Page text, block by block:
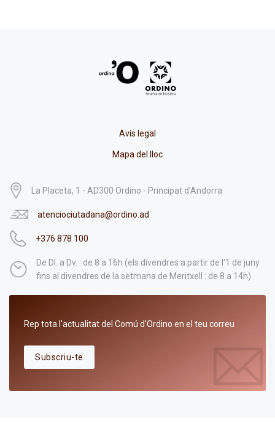
Avís legal
Mapa del lloc
La Placeta, 1 - AD300 Ordino - Principat d'Andorra
atenciociutadana@ordino.ad
+376 878 100
De Dl. a Dv. : de 8 a 16h (els divendres a partir de l'1 de juny
fins al divendres de la setmana de Meritxell : de 8 a 14h)
Rep tota l'actualitat del Comú d'Ordino en el teu correu
Subscriu-te